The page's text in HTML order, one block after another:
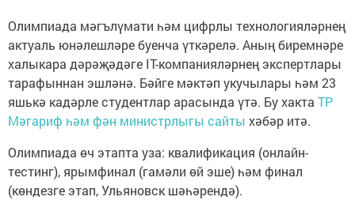
Олимпиада мәгълүмати һәм цифрлы технологияләрнең
актуаль юнәлешләре буенча үткәрелә. Аның биремнәре
халыкара дәрәҗәдәге IT-компанияләрнең экспертлары
тарафыннан эшләнә. Бәйге мәктәп укучылары һәм 23
яшькә кадәрле студентлар арасында үтә. Бу хакта ТР
Мәгариф һәм фән министрлыгы сайты хәбәр итә.
Олимпиада өч этапта уза: квалификация (онлайн-
тестинг), ярымфинал (гамәли өй эше) һәм финал
(көндезге этап, Ульяновск шәһәрендә).